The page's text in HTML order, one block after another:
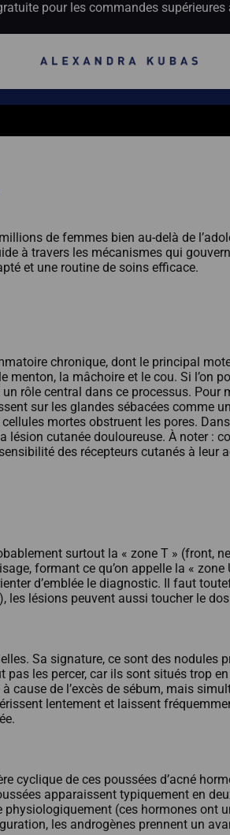
pour les commandes supérieures
de femmes bien au-delà de
à travers les mécanismes qui
et une routine de soins efficace.
chronique, dont le principal
la mâchoire et le cou. Si l’on
rôle central dans ce processus.
sur les glandes sébacées comme
mortes obstruent les pores.
cutanée douloureuse. À noter :
des récepteurs cutanés à
surtout la « zone T » (front,
formant ce qu’on appelle la «
d’emblée le diagnostic. Il faut
les lésions peuvent aussi toucher le
Sa signature, ce sont des
les percer, car ils sont situés trop
de l’excès de sébum, mais
lentement et laissent
cyclique de ces poussées d’acné
apparaissent typiquement en
(ces hormones
les androgènes prennent un